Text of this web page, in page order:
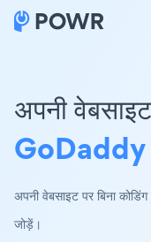
अपनी
GoDaddy
अपनी वेबसाइट पर बिना
जोड़ें।